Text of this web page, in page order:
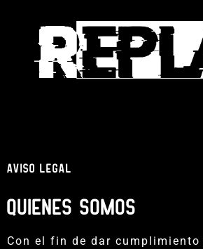
AVISO LEGAL
QUIENES SOMOS
Con el fin de dar